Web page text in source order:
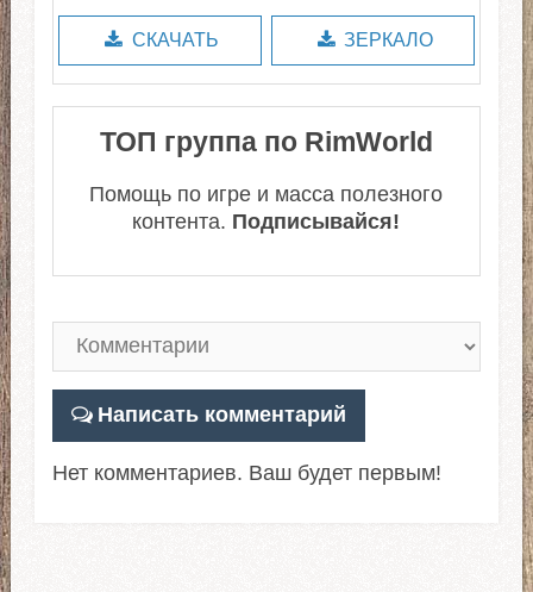
СКАЧАТЬ ЗЕРКАЛО
ТОП группа по RimWorld
Помощь по игре и масса полезного
контента. Подписывайся!
Написать комментарий
Нет комментариев. Ваш будет первым!